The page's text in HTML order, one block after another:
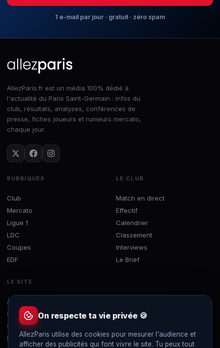
1 e-mail par jour · gratuit · zéro spam
AllezParis.fr est un média 100% dédié à
l'actualité du Paris Saint-Germain : infos du
club, résultats, analyses, conférences de
presse, fiches joueurs et rumeurs mercato,
chaque jour.
RUBRIQUES
Club
Mercato
Ligue 1
LDC
Coupes
EDF
LE CLUB
Match en direct
Effectif
Calendrier
Classement
Interviews
Le Brief
LE SITE
À propos
Concours
Contact
Mentions légales
On respecte ta vie privée 🍪
AllezParis utilise des cookies pour mesurer l'audience et
afficher des publicités qui font vivre le site. Tu peux tout